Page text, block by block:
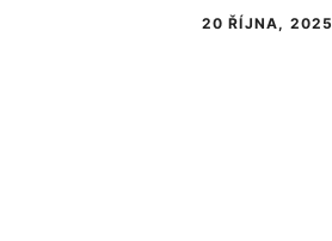
20 ŘÍJNA, 2025